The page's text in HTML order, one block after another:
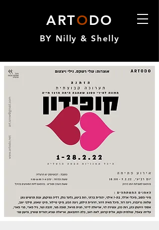
ARTODO
BY Nilly & Shelly